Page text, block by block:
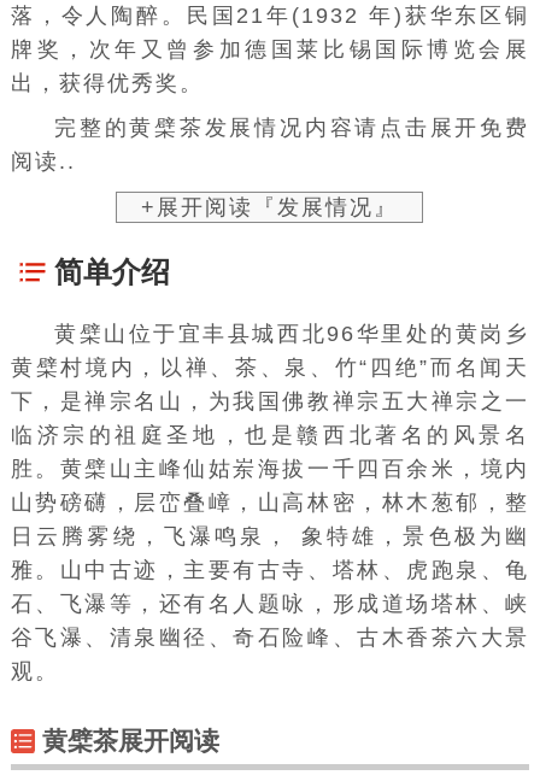
落，令人陶醉。民国21年(1932 年)获华东区铜
牌奖，次年又曾参加德国莱比锡 国际博览会 展
出，获得优秀奖。
完整的黄檗茶发展情况内容请点击展开免费
阅读..
+展开阅读『发展情况』
简单介绍
黄檗山位于宜丰县城西北96华里处的黄岗乡
黄檗村境内，以禅、茶、泉、竹“四绝”而名闻天
下，是禅宗名山，为我国佛教禅宗五大禅宗之一
临济宗的祖庭圣地，也是赣西北著名的风景名
胜。黄檗山主峰仙姑岽海拔一千四百余米，境内
山势磅礴，层峦叠嶂，山高林密，林木葱郁，整
日云腾雾绕，飞瀑鸣泉， 象特雄，景色极为幽
雅。山中古迹，主要有古寺、塔林、虎跑泉、龟
石、飞瀑等，还有名人题咏，形成道场塔林、峡
谷飞瀑、清泉幽径、奇石险峰、古木香茶六大景
观。
黄檗茶展开阅读